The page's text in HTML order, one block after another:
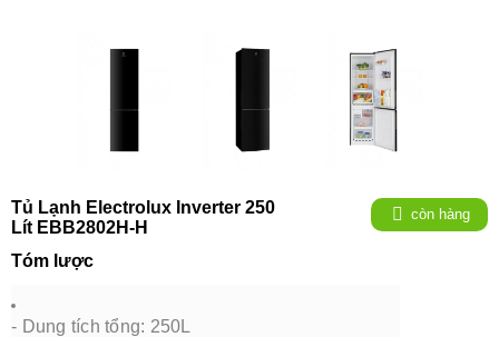
Tủ Lạnh Electrolux Inverter 250
Lít EBB2802H-H
còn hàng
Tóm lược
- Dung tích tổng: 250L